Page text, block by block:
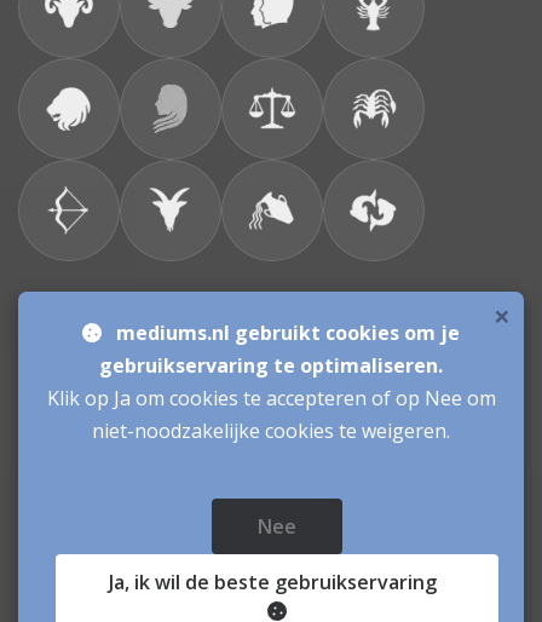
Consulenten
Vacatures Mediums
Werken als Medium
© sinds 2006 - 2026
- mediums Nederland
Paranormale Hulplijn:mediums geven inzicht en
×
mediums.nl gebruikt cookies om je
gebruikservaring te optimaliseren.
Klik op Ja om cookies te accepteren of op Nee om
niet-noodzakelijke cookies te weigeren.
Nee
Ja, ik wil de beste gebruikservaring